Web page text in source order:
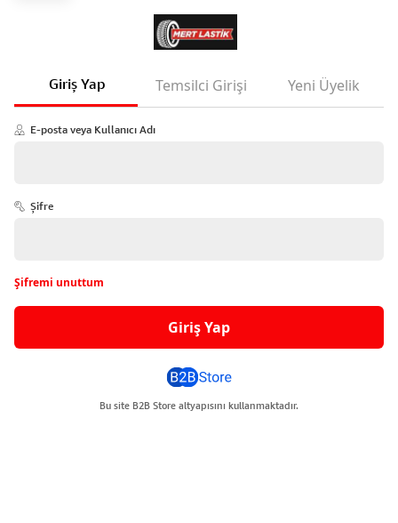
Giriş Yap Temsilci Girişi Yeni Üyelik
E-posta veya Kullanıcı Adı
Şifre
Şifremi unuttum
Giriş Yap
Bu site B2B Store altyapısını kullanmaktadır.